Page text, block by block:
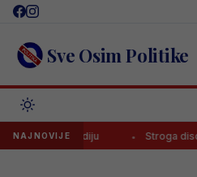
Skip
content Sve Osim Politike
NAJNOVIJE
tragediju Stroga